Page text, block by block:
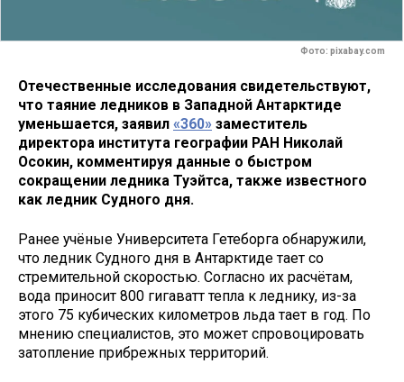
Фото: pixabay.com
Отечественные исследования свидетельствуют,
что таяние ледников в Западной Антарктиде
уменьшается, заявил «360» заместитель
директора института географии РАН Николай
Осокин, комментируя данные о быстром
сокращении ледника Туэйтса, также известного
как ледник Судного дня.
Ранее учёные Университета Гетеборга обнаружили,
что ледник Судного дня в Антарктиде тает со
стремительной скоростью. Согласно их расчётам,
вода приносит 800 гигаватт тепла к леднику, из-за
этого 75 кубических километров льда тает в год. По
мнению специалистов, это может спровоцировать
затопление прибрежных территорий.